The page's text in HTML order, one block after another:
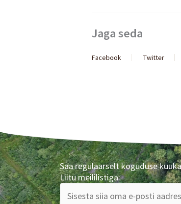
Jaga seda
Facebook Twitter
Saa regulaarselt koguduse
Liitu meililistiga: